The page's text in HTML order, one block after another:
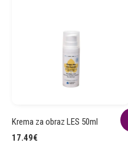
Krema za obraz LES 50ml
17.49€